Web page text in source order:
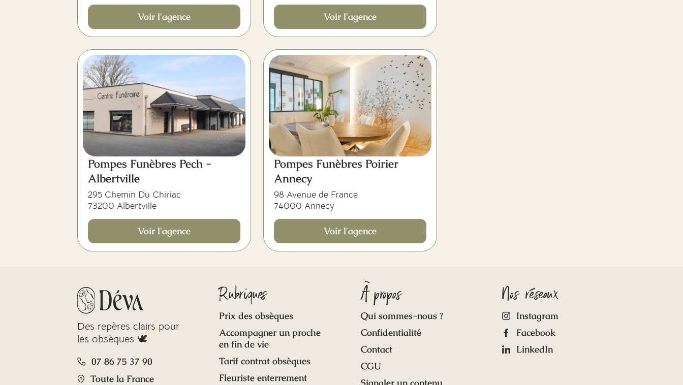
Voir l'agence Voir l'agence
Pompes Funèbres Pech -
Albertville
295 Chemin Du Chiriac
73200 Albertville
Voir l'agence
5,0
(1)
Pompes Funèbres Poirier
Annecy
98 Avenue de France
74000 Annecy
Voir l'agence
Des repères clairs pour
les obsèques 🕊️
07 86 75 37 90
Toute la France
Rubriques
Prix des obsèques
Accompagner un proche
en fin de vie
Tarif contrat obsèques
Fleuriste enterrement
À propos
Qui sommes-nous ?
Confidentialité
Contact
CGU
Nos réseaux
Instagram
Facebook
LinkedIn